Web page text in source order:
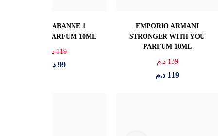
ARMANI STRONGER
WITH YOU ABSOLUTELY
EDP 10ML
139د.م
119د.م
VALENTINO UOMO BORN
IN ROMA INTENSE EDP
145